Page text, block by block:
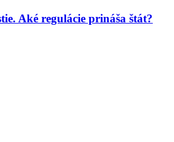
Aké regulácie prináša štát?